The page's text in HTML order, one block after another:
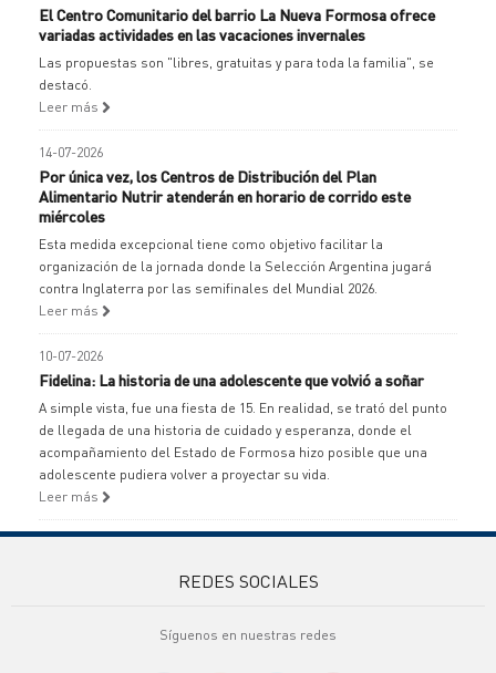
El Centro Comunitario del barrio La Nueva Formosa ofrece
variadas actividades en las vacaciones invernales
Las propuestas son "libres, gratuitas y para toda la familia", se
destacó.
Leer más
14-07-2026
Por única vez, los Centros de Distribución del Plan
Alimentario Nutrir atenderán en horario de corrido este
miércoles
Esta medida excepcional tiene como objetivo facilitar la
organización de la jornada donde la Selección Argentina jugará
contra Inglaterra por las semifinales del Mundial 2026.
Leer más
10-07-2026
Fidelina: La historia de una adolescente que volvió a soñar
A simple vista, fue una fiesta de 15. En realidad, se trató del punto
de llegada de una historia de cuidado y esperanza, donde el
acompañamiento del Estado de Formosa hizo posible que una
adolescente pudiera volver a proyectar su vida.
Leer más
REDES SOCIALES
Síguenos en nuestras redes